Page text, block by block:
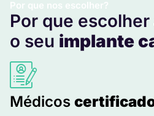
Por que nos escolher?
Por que
o seu implante
Médicos